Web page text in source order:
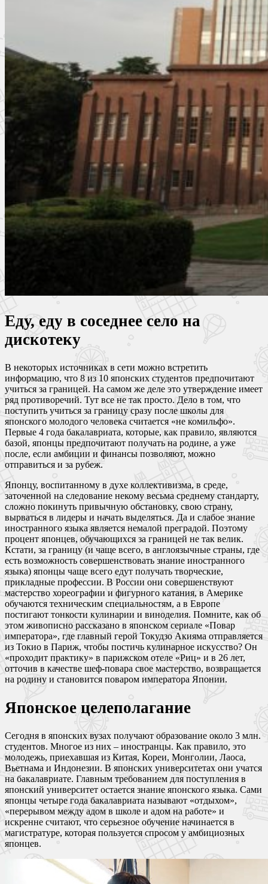
Еду, еду в соседнее село на
дискотеку
В некоторых источниках в сети можно встретить
информацию, что 8 из 10 японских студентов предпочитают
учиться за границей. На самом же деле это утверждение имеет
ряд противоречий. Тут все не так просто. Дело в том, что
поступить учиться за границу сразу после школы для
японского молодого человека считается «не комильфо».
Первые 4 года бакалавриата, которые, как правило, являются
базой, японцы предпочитают получать на родине, а уже
после, если амбиции и финансы позволяют, можно
отправиться и за рубеж.
Японцу, воспитанному в духе коллективизма, в среде,
заточенной на следование некому весьма среднему стандарту,
сложно покинуть привычную обстановку, свою страну,
вырваться в лидеры и начать выделяться. Да и слабое знание
иностранного языка является немалой преградой. Поэтому
процент японцев, обучающихся за границей не так велик.
Кстати, за границу (и чаще всего, в англоязычные страны, где
есть возможность совершенствовать знание иностранного
языка) японцы чаще всего едут получать творческие,
прикладные профессии. В России они совершенствуют
мастерство хореографии и фигурного катания, в Америке
обучаются техническим специальностям, а в Европе
постигают тонкости кулинарии и виноделия. Помните, как об
этом живописно рассказано в японском сериале «Повар
императора», где главный герой Токудзо Акияма отправляется
из Токио в Париж, чтобы постичь кулинарное искусство? Он
«проходит практику» в парижском отеле «Риц» и в 26 лет,
отточив в качестве шеф-повара свое мастерство, возвращается
на родину и становится поваром императора Японии.
Японское целеполагание
Сегодня в японских вузах получают образование около 3 млн.
студентов. Многое из них – иностранцы. Как правило, это
молодежь, приехавшая из Китая, Кореи, Монголии, Лаоса,
Вьетнама и Индонезии. В японских университетах они учатся
на бакалавриате. Главным требованием для поступления в
японский университет остается знание японского языка. Сами
японцы четыре года бакалавриата называют «отдыхом»,
«перерывом между адом в школе и адом на работе» и
искренне считают, что серьезное обучение начинается в
магистратуре, которая пользуется спросом у амбициозных
японцев.